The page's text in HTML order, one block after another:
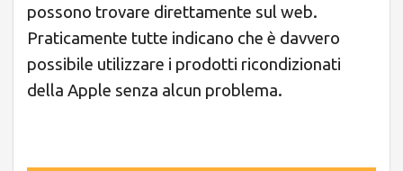
possono trovare direttamente sul web.
Praticamente tutte indicano che è davvero
possibile utilizzare i prodotti ricondizionati
della Apple senza alcun problema.